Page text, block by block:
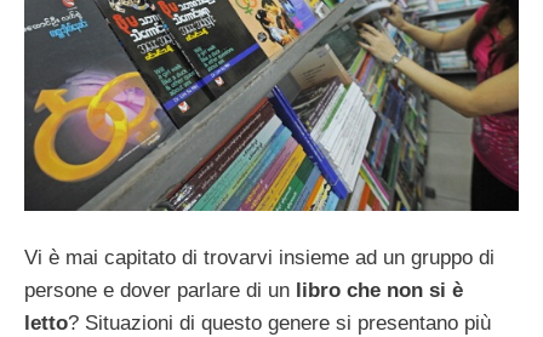
Vi è mai capitato di trovarvi insieme ad un gruppo di
persone e dover parlare di un libro che non si è
letto? Situazioni di questo genere si presentano più